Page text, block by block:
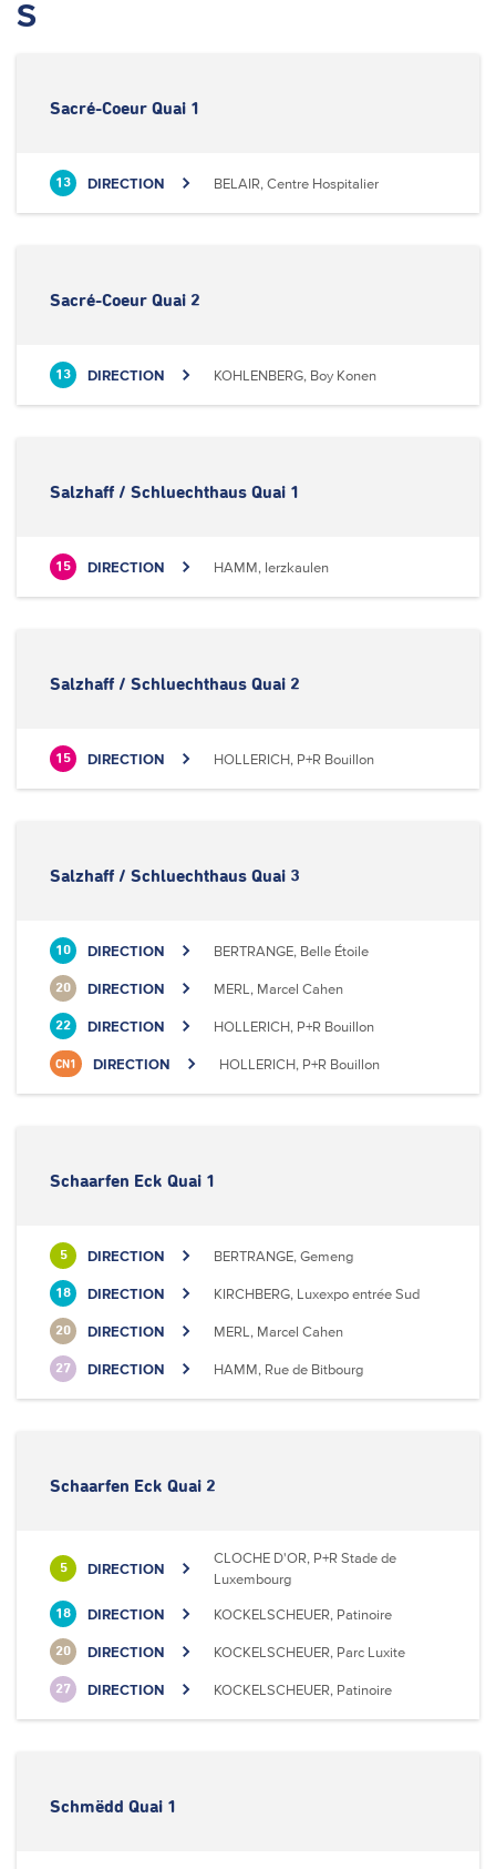
S
Sacré-Coeur Quai 1
13 DIRECTION BELAIR, Centre Hospitalier
Sacré-Coeur Quai 2
13 DIRECTION KOHLENBERG, Boy Konen
Salzhaff / Schluechthaus Quai 1
15 DIRECTION HAMM, Ierzkaulen
Salzhaff / Schluechthaus Quai 2
15 DIRECTION HOLLERICH, P+R Bouillon
Salzhaff / Schluechthaus Quai 3
10 DIRECTION BERTRANGE, Belle Étoile
20 DIRECTION MERL, Marcel Cahen
22 DIRECTION HOLLERICH, P+R Bouillon
CN1 DIRECTION HOLLERICH, P+R Bouillon
Schaarfen Eck Quai 1
5 DIRECTION BERTRANGE, Gemeng
18 DIRECTION KIRCHBERG, Luxexpo entrée Sud
20 DIRECTION MERL, Marcel Cahen
27 DIRECTION HAMM, Rue de Bitbourg
Schaarfen Eck Quai 2
5 DIRECTION
CLOCHE D'OR, P+R Stade de
Luxembourg
18 DIRECTION KOCKELSCHEUER, Patinoire
20 DIRECTION KOCKELSCHEUER, Parc Luxite
27 DIRECTION KOCKELSCHEUER, Patinoire
Schmëdd Quai 1